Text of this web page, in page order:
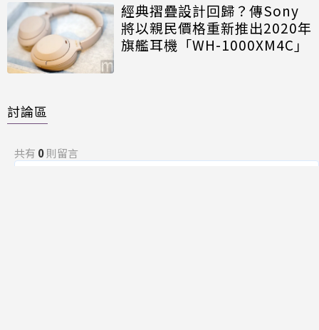
經典摺疊設計回歸？傳Sony
將以親民價格重新推出2020年
旗艦耳機「WH-1000XM4C」
討論區
共有 0則留言